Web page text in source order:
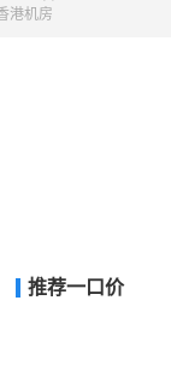
港机房
推荐一口价